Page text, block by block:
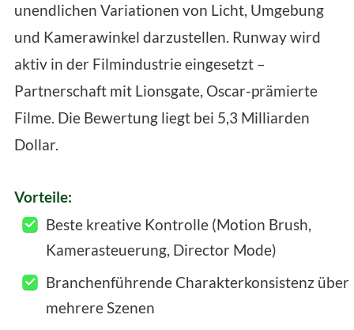
unendlichen Variationen von Licht, Umgebung
und Kamerawinkel darzustellen. Runway wird
aktiv in der Filmindustrie eingesetzt –
Partnerschaft mit Lionsgate, Oscar-prämierte
Filme. Die Bewertung liegt bei 5,3 Milliarden
Dollar.
Vorteile:
Beste kreative Kontrolle (Motion Brush,
Kamerasteuerung, Director Mode)
Branchenführende Charakterkonsistenz über
mehrere Szenen